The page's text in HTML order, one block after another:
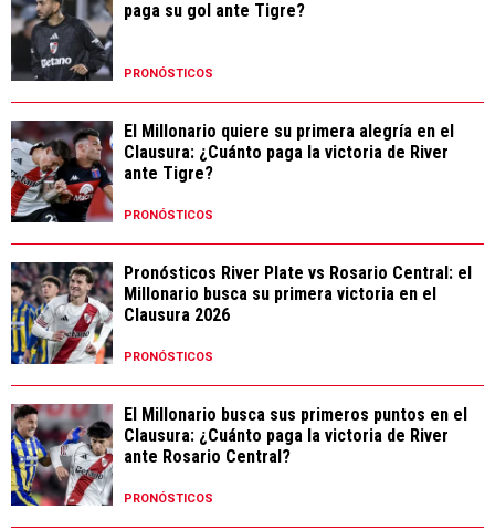
paga su gol ante Tigre?
PRONÓSTICOS
El Millonario quiere su primera alegría en el
Clausura: ¿Cuánto paga la victoria de River
ante Tigre?
PRONÓSTICOS
Pronósticos River Plate vs Rosario Central: el
Millonario busca su primera victoria en el
Clausura 2026
PRONÓSTICOS
El Millonario busca sus primeros puntos en el
Clausura: ¿Cuánto paga la victoria de River
ante Rosario Central?
PRONÓSTICOS